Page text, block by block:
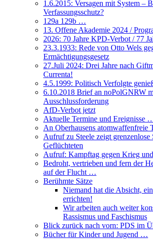
1.6.2015: Versagen mit System –
Verfassungsschutz?
129a 129b …
13. Offene Akademie 2024 /
2026: 70 Jahre KPD-Verbot / 77
23.3.1933: Rede von Otto Wels
Ermächtigungsgesetz
27.Juli 2024: Drei Jahre nach
Currenta!
4.5.1999: Politisch Verfolgte
6.10.2018 Brief an noPolGNRW
Ausschlussforderung
AfD-Verbot jetzt
Aktuelle Termine und Ereignisse
An Oberhausens atomwaffenfreie
Aufruf zu Steele zeigt
Geflüchteten
Aufruf: Kampftag gegen Krieg
Bedroht, vertrieben und fern der
auf der Flucht …
Berühmte Sätze
Niemand hat die Absicht,
errichten!
Wir arbeiten auch weiter
Rassismus und Faschismus
Blick zurück nach vorn: PDS im
Bücher für Kinder und Jugend …